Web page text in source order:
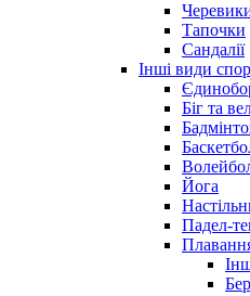
Тапочки
Сандалії
Інші види
Біг та
Йога
Падел-